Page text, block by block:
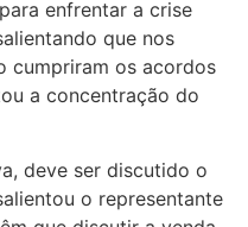
enfrentar a crise
que nos
cumpriram os acordos
a concentração do
deve ser discutido o
o representante